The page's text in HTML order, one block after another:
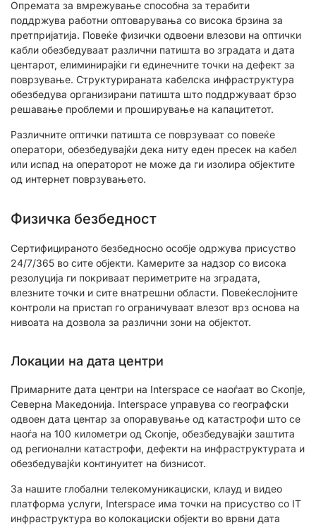
Опремата за вмрежување способна за терабити
поддржува работни оптоварувања со висока брзина за
претпријатија. Повеќе физички одвоени влезови на оптички
кабли обезбедуваат различни патишта во зградата и дата
центарот, елиминирајќи ги единечните точки на дефект за
поврзување. Структурираната кабелска инфраструктура
обезбедува организирани патишта што поддржуваат брзо
решавање проблеми и проширување на капацитетот.
Различните оптички патишта се поврзуваат со повеќе
оператори, обезбедувајќи дека ниту еден пресек на кабел
или испад на операторот не може да ги изолира објектите
од интернет поврзувањето.
Физичка безбедност
Сертифицираното безбедносно особје одржува присуство
24/7/365 во сите објекти. Камерите за надзор со висока
резолуција ги покриваат периметрите на зградата,
влезните точки и сите внатрешни области. Повеќеслојните
контроли на пристап го ограничуваат влезот врз основа на
нивоата на дозвола за различни зони на објектот.
Локации на дата центри
Примарните дата центри на Interspace се наоѓаат во Скопје,
Северна Македонија. Interspace управува со географски
одвоен дата центар за опоравување од катастрофи што се
наоѓа на 100 километри од Скопје, обезбедувајќи заштита
од регионални катастрофи, дефекти на инфраструктурата и
обезбедувајќи континуитет на бизнисот.
За нашите глобални телекомуникациски, клауд и видео
платформа услуги, Interspace има точки на присуство со IT
инфраструктура во колокациски објекти во врвни дата